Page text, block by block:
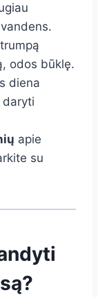
odos būklę.
diena
daryti
apie
su